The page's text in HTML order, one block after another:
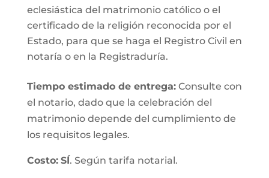
eclesiástica del matrimonio católico o el
certificado de la religión reconocida por el
Estado, para que se haga el Registro Civil en
notaría o en la Registraduría.
Tiempo estimado de entrega:Consulte con
el notario, dado que la celebración del
matrimonio depende del cumplimiento de
los requisitos legales.
Costo: SÍ. Según tarifa notarial.